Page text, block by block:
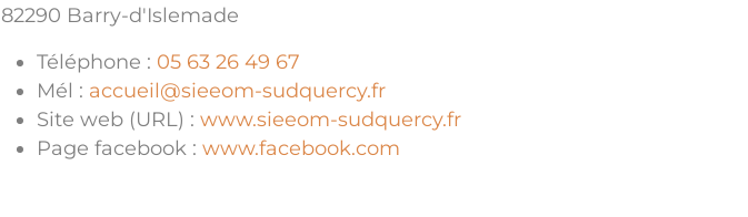
82290 Barry-d'Islemade
Téléphone : 05 63 26 49 67
Mél : accueil@sieeom-sudquercy.fr
Site web (URL) : www.sieeom-sudquercy.fr
Page facebook : www.facebook.com